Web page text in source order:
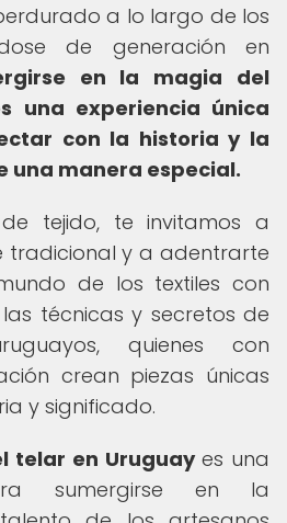
a lo largo de los
de generación en
en la magia del
una experiencia única
con la historia y la
una manera especial.
tejido, te invitamos a
tradicional y a adentrarte
de los textiles con
técnicas y secretos de
quienes con
crean piezas únicas
y significado.
telar en Uruguayes una
sumergirse en la